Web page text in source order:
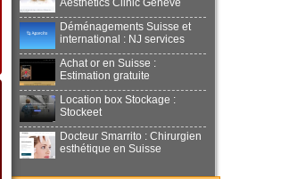
Aesthetics Clinic Genève
Déménagements Suisse et
international : NJ services
Achat or en Suisse :
Estimation gratuite
Location box Stockage :
Stockeet
Docteur Smarrito : Chirurgien
esthétique en Suisse